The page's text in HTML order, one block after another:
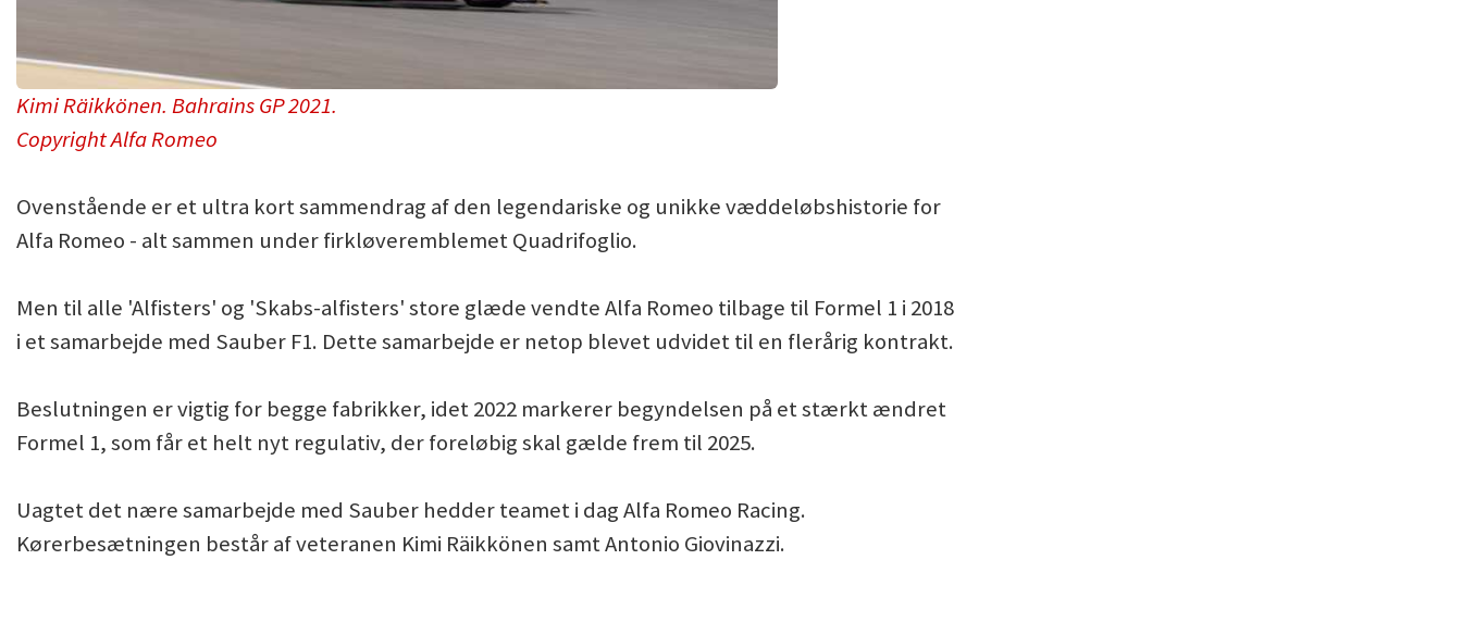
Kimi Räikkönen. Bahrains GP 2021.
Copyright Alfa Romeo
Ovenstående er et ultra kort sammendrag af den legendariske og unikke væddeløbshistorie for
Alfa Romeo - alt sammen under firkløveremblemet Quadrifoglio.
Men til alle 'Alfisters' og 'Skabs-alfisters' store glæde vendte Alfa Romeo tilbage til Formel 1 i 2018
i et samarbejde med Sauber F1. Dette samarbejde er netop blevet udvidet til en flerårig kontrakt.
Beslutningen er vigtig for begge fabrikker, idet 2022 markerer begyndelsen på et stærkt ændret
Formel 1, som får et helt nyt regulativ, der foreløbig skal gælde frem til 2025.
Uagtet det nære samarbejde med Sauber hedder teamet i dag Alfa Romeo Racing.
Kørerbesætningen består af veteranen Kimi Räikkönen samt Antonio Giovinazzi.